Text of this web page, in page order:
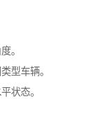
。
型车辆。
状态。